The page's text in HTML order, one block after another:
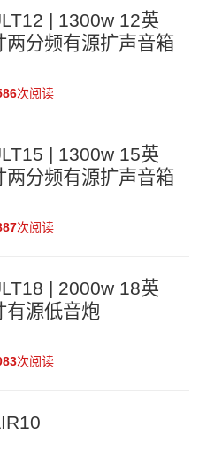
| 1300w 12英
两分频有源扩声音箱
次阅读
| 1300w 15英
两分频有源扩声音箱
次阅读
| 2000w 18英
有源低音炮
次阅读